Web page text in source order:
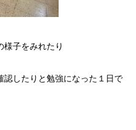
様子をみれたり
認したりと勉強になった１日で